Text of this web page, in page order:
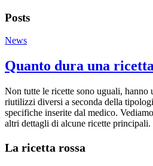
Posts
News
Quanto dura una
Non tutte le ricette sono uguali, hanno
riutilizzi diversi a seconda della
specifiche inserite dal medico.
altri dettagli di alcune ricette principali.
La ricetta rossa